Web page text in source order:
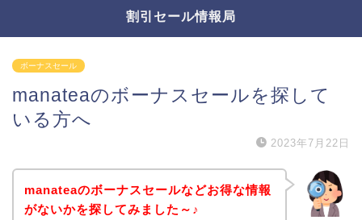
割引セール情報局
ボーナスセール
manateaのボーナスセールを探して
いる方へ
2023年7月22日
manateaのボーナスセールなどお得な情報
がないかを探してみました～♪